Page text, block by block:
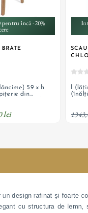
încă -20%
59 x h
din
lei
l
design rafinat și foarte
cu structura de